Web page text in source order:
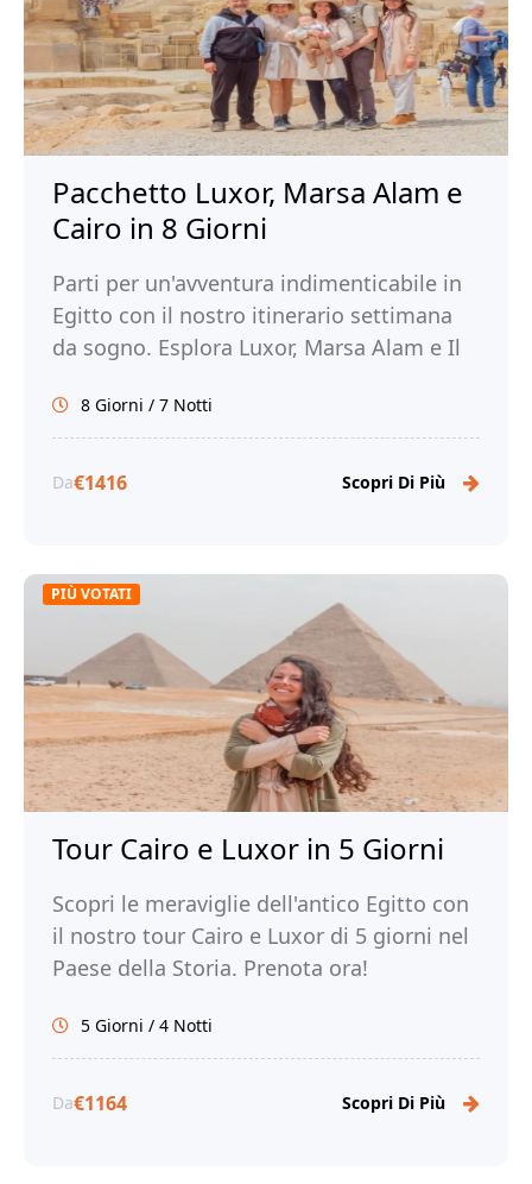
Pacchetto Luxor, Marsa Alam e
Cairo in 8 Giorni
Parti per un'avventura indimenticabile in
Egitto con il nostro itinerario settimana
da sogno. Esplora Luxor, Marsa Alam e Il
8 Giorni / 7 Notti
Da€1416 Scopri Di Più
PIÙ VOTATI
Tour Cairo e Luxor in 5 Giorni
Scopri le meraviglie dell'antico Egitto con
il nostro tour Cairo e Luxor di 5 giorni nel
Paese della Storia. Prenota ora!
5 Giorni / 4 Notti
Da€1164 Scopri Di Più